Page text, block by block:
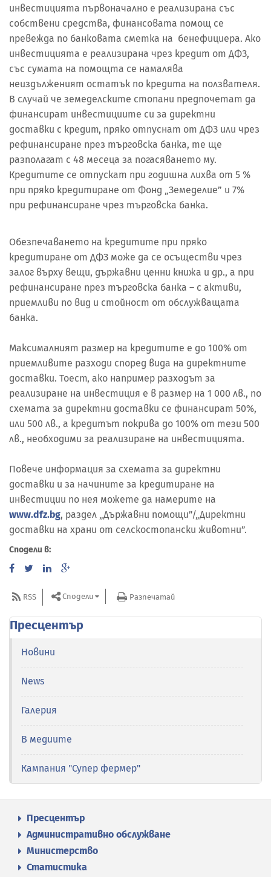
инвестицията първоначално е реализирана със
собствени средства, финансовата помощ се
превежда по банковата сметка на бенефициера. Ако
инвестицията е реализирана чрез кредит от ДФЗ,
със сумата на помощта се намалява
неиздълженият остатък по кредита на ползвателя.
В случай че земеделските стопани предпочетат да
финансират инвестициите си за директни
доставки с кредит, пряко отпуснат от ДФЗ или чрез
рефинансиране през търговска банка, те ще
разполагат с 48 месеца за погасяването му.
Кредитите се отпускат при годишна лихва от 5 %
при пряко кредитиране от Фонд „Земеделие” и 7%
при рефинансиране чрез търговска банка.
Обезпечаването на кредитите при пряко
кредитиране от ДФЗ може да се осъществи чрез
залог върху вещи, държавни ценни книжа и др., а при
рефинансиране през търговска банка – с активи,
приемливи по вид и стойност от обслужващата
банка.
Максималният размер на кредитите е до 100% от
приемливите разходи според вида на директните
доставки. Тоест, ако например разходът за
реализиране на инвестиция е в размер на 1 000 лв., по
схемата за директни доставки се финансират 50%,
или 500 лв., а кредитът покрива до 100% от тези 500
лв., необходими за реализиране на инвестицията.
Повече информация за схемата за директни
доставки и за начините за кредитиране на
инвестиции по нея можете да намерите на
www.dfz.bg, раздел „Държавни помощи”/„Директни
доставки на храни от селскостопански животни”.
Сподели в:
RSS Сподели Разпечатай
Пресцентър
Новини
News
Галерия
В медиите
Кампания "Супер фермер"
Пресцентър
Административно обслужване
Министерство
Статистика